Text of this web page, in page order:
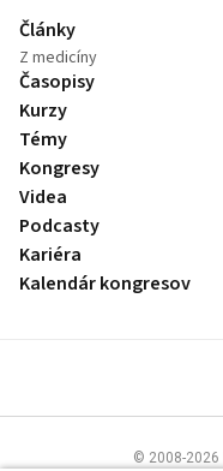
Články
Z medicíny
Časopisy
Kurzy
Témy
Kongresy
Videa
Podcasty
Kariéra
Kalendár kongresov
© 2008-2026